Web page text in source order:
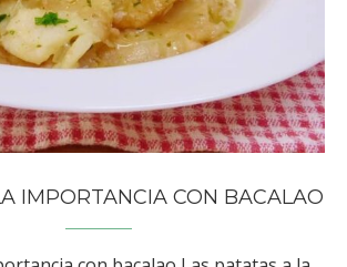
IMPORTANCIA CON BACALAO